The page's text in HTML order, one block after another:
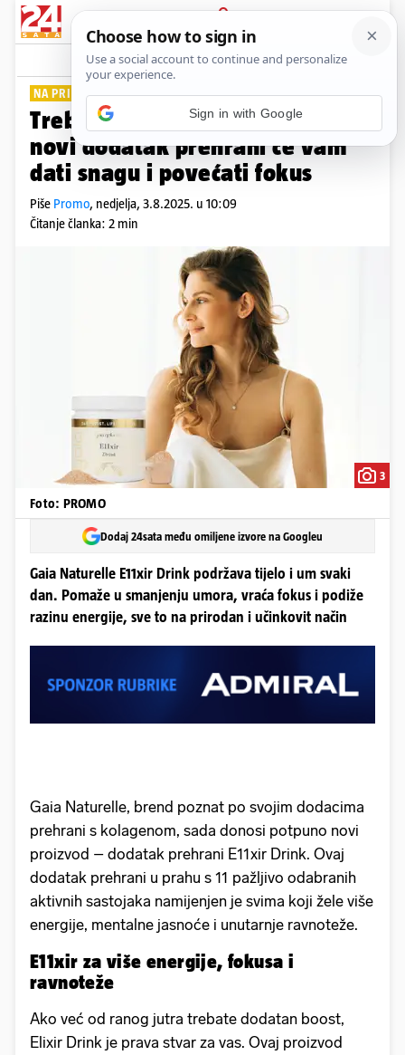
PRIJAVA
Lifestyle Komentari
NA PRIRODNOJ BAZI
Trebate više energije? Ovaj
novi dodatak prehrani će vam
dati snagu i povećati fokus
Piše Promo, nedjelja, 3.8.2025. u 10:09
Čitanje članka: 2 min
3
Foto: PROMO
Dodaj 24sata među omiljene izvore na Googleu
Gaia Naturelle E11xir Drink podržava tijelo i um svaki
dan. Pomaže u smanjenju umora, vraća fokus i podiže
razinu energije, sve to na prirodan i učinkovit način
Gaia Naturelle, brend poznat po svojim dodacima
prehrani s kolagenom, sada donosi potpuno novi
proizvod – dodatak prehrani E11xir Drink. Ovaj
dodatak prehrani u prahu s 11 pažljivo odabranih
aktivnih sastojaka namijenjen je svima koji žele više
energije, mentalne jasnoće i unutarnje ravnoteže.
E11xir za više energije, fokusa i
ravnoteže
Ako već od ranog jutra trebate dodatan boost,
Elixir Drink je prava stvar za vas. Ovaj proizvod